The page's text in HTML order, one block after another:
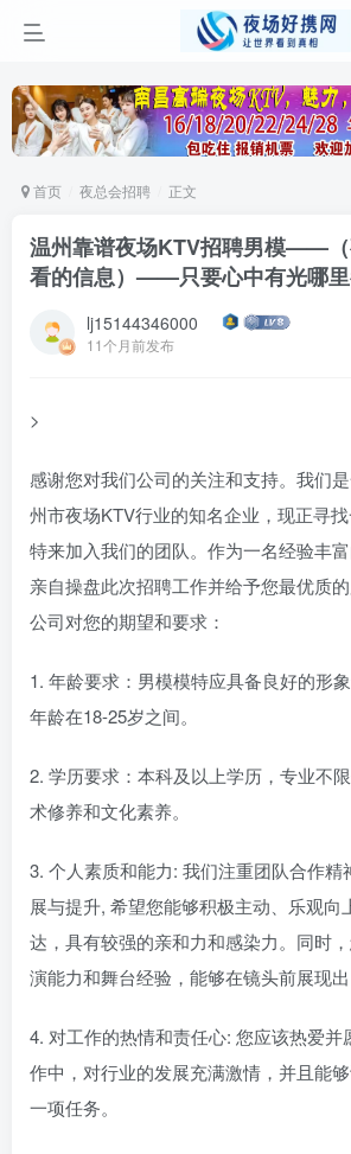
首页 夜总会招聘 正文
温州靠谱夜场KTV招聘男模——
看的信息）——只要心中有光哪里
lj15144346000
11个月前发布
>
感谢您对我们公司的关注和支持。我们
州市夜场KTV行业的知名企业，现正寻
特来加入我们的团队。作为一名经验丰
亲自操盘此次招聘工作并给予您最优质
公司对您的期望和要求：
1. 年龄要求：男模模特应具备良好的形
年龄在18-25岁之间。
2. 学历要求：本科及以上学历，专业不
术修养和文化素养。
3. 个人素质和能力: 我们注重团队合作精
展与提升, 希望您能够积极主动、乐观向
达，具有较强的亲和力和感染力。同时
演能力和舞台经验，能够在镜头前展现出
4. 对工作的热情和责任心: 您应该热爱并
作中，对行业的发展充满激情，并且能
一项任务。